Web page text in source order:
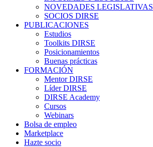
NOVEDADES LEGISLATIVAS
SOCIOS DIRSE
PUBLICACIONES
Estudios
Toolkits DIRSE
Posicionamientos
Buenas prácticas
FORMACIÓN
Mentor DIRSE
Líder DIRSE
DIRSE Academy
Cursos
Webinars
Bolsa de empleo
Marketplace
Hazte socio